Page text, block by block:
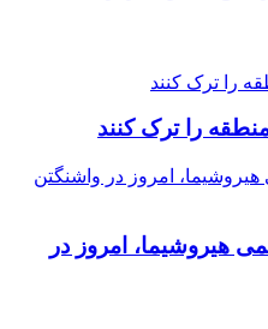
را ترک کنند
هیروشیما، امروز در